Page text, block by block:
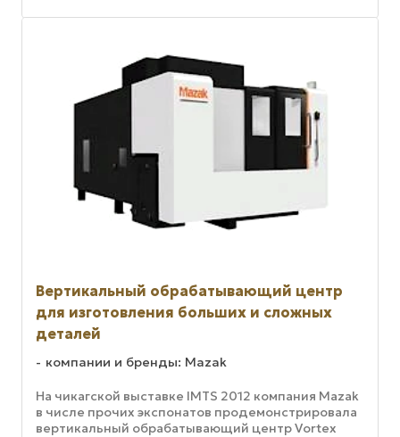
Вертикальный обрабатывающий центр
для изготовления больших и сложных
деталей
компании и бренды: Mazak
На чикагской выставке IMTS 2012 компания Mazak
в числе прочих экспонатов продемонстрировала
вертикальный обрабатывающий центр Vortex